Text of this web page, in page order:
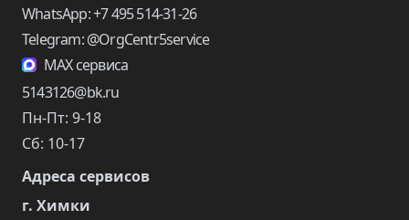
WhatsApp: +7 495 514-31-26
Telegram: @OrgCentr5service
MAX сервиса
5143126@bk.ru
Пн-Пт: 9-18
Сб: 10-17
Адреса сервисов
г. Химки